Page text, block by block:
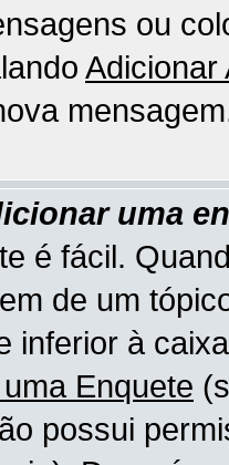
ou
Adicionar
uma
é fácil.
de um
inferior à
Enquete
possui